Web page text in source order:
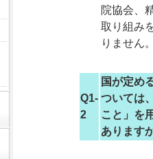
院協会、
取り組み
りません
Q1-
2
国が定め
ついては
こと」を
あります